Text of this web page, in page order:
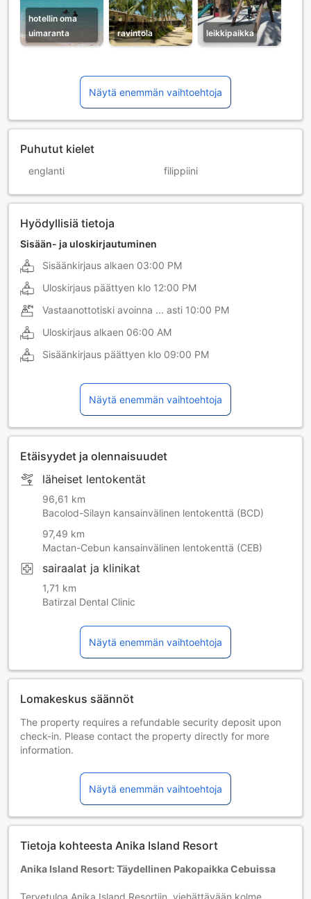
hotellin oma
uimaranta
ravintola leikkipaikka
Näytä enemmän vaihtoehtoja
Puhutut kielet
englanti filippiini
Hyödyllisiä tietoja
Sisään- ja uloskirjautuminen
Sisäänkirjaus alkaen 03:00 PM
Uloskirjaus päättyen klo 12:00 PM
Vastaanottotiski avoinna ... asti 10:00 PM
Uloskirjaus alkaen 06:00 AM
Sisäänkirjaus päättyen klo 09:00 PM
Näytä enemmän vaihtoehtoja
Etäisyydet ja olennaisuudet
läheiset lentokentät
96,61 km
Bacolod-Silayn kansainvälinen lentokenttä (BCD)
97,49 km
Mactan-Cebun kansainvälinen lentokenttä (CEB)
sairaalat ja klinikat
1,71 km
Batirzal Dental Clinic
Näytä enemmän vaihtoehtoja
Lomakeskus säännöt
The property requires a refundable security deposit upon
check-in. Please contact the property directly for more
information.
Sylilapset 0–2 vuotta [sisältyy]
Lapsi voi majoittua ilman lisämaksua, jos lisävuodetta ei
tarvita. Huom. Lasten matkasänky on saatavilla
varaustilanteen salliessa, ja siitä voidaan veloittaa
Lapset 3–9 vuotta [sisältyy]
vuoteilla. Huomaa: jos tarvitset pinnasängyn, siitä voidaan
Näytä enemmän vaihtoehtoja
Tietoja kohteesta Anika Island Resort
Anika Island Resort: Täydellinen Pakopaikka Cebuissa